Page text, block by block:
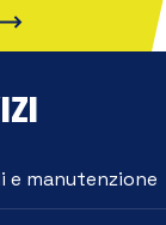
e manutenzione